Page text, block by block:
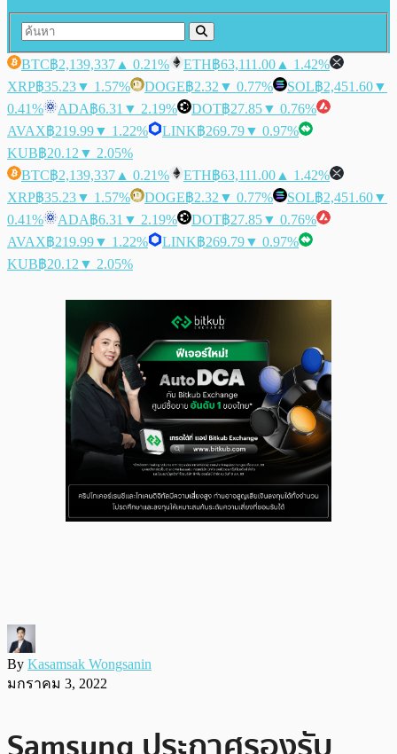
BTC฿2,139,337 ▲ 0.21% ETH฿63,111.00 ▲ 1.42%
XRP฿35.23▼ 1.57% DOGE฿2.32 ▼ 0.77% SOL฿2,451.60▼
0.41%
ADA฿6.31 ▼ 2.19% DOT฿27.85▼ 0.76%
AVAX฿219.99▼ 1.22% LINK฿269.79▼ 0.97%
KUB฿20.12 ▼ 2.05%
BTC฿2,139,337 ▲ 0.21% ETH฿63,111.00 ▲ 1.42%
XRP฿35.23▼ 1.57% DOGE฿2.32 ▼ 0.77% SOL฿2,451.60▼
0.41%
ADA฿6.31 ▼ 2.19% DOT฿27.85▼ 0.76%
AVAX฿219.99▼ 1.22% LINK฿269.79▼ 0.97%
KUB฿20.12 ▼ 2.05%
By Kasamsak Wongsanin
มกราคม 3, 2022